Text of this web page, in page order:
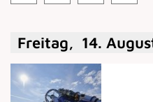
Freitag, 14.